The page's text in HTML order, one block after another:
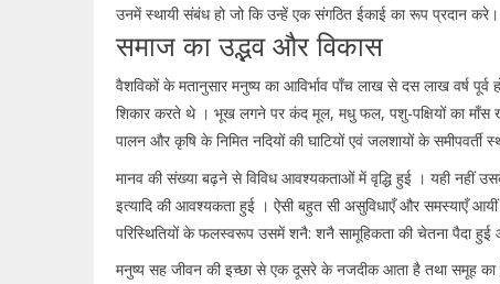
उनमें स्थायी संबंध हो जो कि उन्हें एक संगठित ईकाई का रूप प्रदान करे।
समाज का उद्भव और विकास
वैशविकों के मतानुसार मनुष्य का आविर्भाव पाँच लाख से दस लाख वर्ष
शिकार करते थे । भूख लगने पर कंद मूल, मधु फल, पशु-पक्षियों का माँस
पालन और कृषि के निमित नदियों की घाटियों एवं जलशायों के समीपवर्ती
मानव की संख्या बढ़ने से विविध आवश्यकताओं में वृद्धि हुई । यही नहीं
इत्यादि की आवश्यकता हुई । ऐसी बहुत सी असुविधाएँ और समस्याएँ
परिस्थितियों के फलस्वरूप उसमें शनै: शनै सामूहिकता की चेतना पैदा हुई
मनुष्य सह जीवन की इच्छा से एक दूसरे के नजदीक आता है तथा समूह